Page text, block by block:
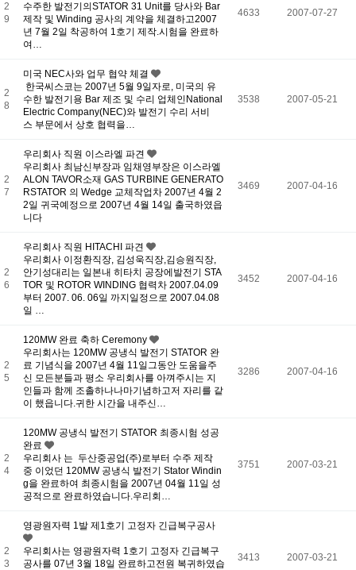
2
9
수주한 발전기의STATOR 31 Unit를 당사와 Bar
제작 및 Winding 공사의 계약을 체결하고2007
년 7월 2일 착공하여 1호기 제작.시험을 완료하
여…
4633 2007-07-27
2
8
미국 NEC사와 업무 협약 체결
한국씨스코는 2007년 5월 9일자로, 미국의 유
수한 발전기용 Bar 제조 및 수리 업체인National
Electric Company(NEC)와 발전기 수리 서비
스 부문에서 상호 협력을…
3538 2007-05-21
2
7
우리회사 직원 이스라엘 파견
우리회사 최남신부장과 임채영부장은 이스라엘
ALON TAVOR소재 GAS TURBINE GENERATO
RSTATOR 의 Wedge 교체작업차 2007년 4월 2
2일 귀국예정으로 2007년 4월 14일 출국하였읍
니다
3469 2007-04-16
2
6
우리회사 직원 HITACHI 파견
우리회사 이정환직장, 김성욱직장,김승원직장,
안기성대리는 일본내 히타치 공장에발전기 STA
TOR 및 ROTOR WINDING 협력차 2007.04.09
부터 2007. 06. 06일 까지일정으로 2007.04.08
일 …
3452 2007-04-16
2
5
120MW 완료 축하 Ceremony
우리회사는 120MW 공냉식 발전기 STATOR 완
료 기념식을 2007년 4월 11일그동안 도움을주
신 모든분들과 평소 우리회사를 아껴주시는 지
인들과 함께 조촐하나나마기념하고저 자리를 같
이 했읍니다.귀한 시간을 내주신…
3286 2007-04-16
2
4
120MW 공냉식 발전기 STATOR 최종시험 성공
완료
우리회사 는 두산중공업(주)로부터 수주 제작
중 이었던 120MW 공냉식 발전기 Stator Windin
g을 완료하여 최종시험을 2007년 04월 11일 성
공적으로 완료하였습니다.우리회…
3751 2007-03-21
2
3
영광원자력 1발 제1호기 고정자 긴급복구공사
우리회사는 영광원자력 1호기 고정자 긴급복구
공사를 07년 3월 18일 완료하고전원 복귀하였습
3413 2007-03-21